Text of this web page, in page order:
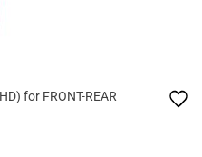
for FRONT-REAR